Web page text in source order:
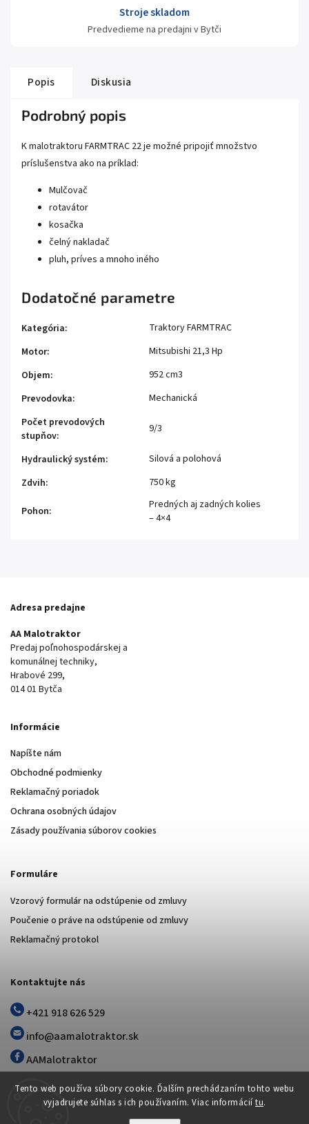
Tento web používa súbory cookie. Ďalším prechádzaním tohto webu
vyjadrujete súhlas s ich používaním. Viac informácií tu.
Stroje skladom
Predvedieme na predajni v Bytči
Popis Diskusia
Podrobný popis
K malotraktoru FARMTRAC 22 je možné pripojiť množstvo
príslušenstva ako na príklad:
Mulčovač
rotavátor
kosačka
čelný nakladač
pluh, príves a mnoho iného
Dodatočné parametre
Kategória:
Traktory FARMTRAC
Motor:
Mitsubishi 21,3 Hp
Objem:
952 cm3
Prevodovka:
Mechanická
Počet prevodových
stupňov:
9/3
Hydraulický systém:
Silová a polohová
Zdvih: 750 kg
Pohon:
Predných aj zadných kolies
– 4×4
Adresa predajne
AA Malotraktor
Predaj poľnohospodárskej a
komunálnej techniky,
Hrabové 299,
014 01 Bytča
Informácie
Napíšte nám
Obchodné podmienky
Reklamačný poriadok
Ochrana osobných údajov
Zásady používania súborov cookies
Formuláre
Vzorový formulár na odstúpenie od zmluvy
Poučenie o práve na odstúpenie od zmluvy
Reklamačný protokol
Kontaktujte nás
+421 918 626 529
info@aamalotraktor.sk
AAMalotraktor